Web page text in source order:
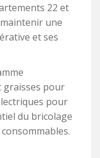
22 et
une
et ses
graisses pour
pour
du bricolage